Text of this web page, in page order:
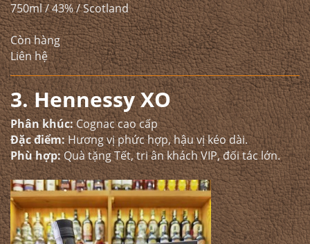
750ml / 43% / Scotland
Còn hàng
Liên hệ
3. Hennessy XO
Phân khúc:Cognac cao cấp
Đặc điểm:Hương vị phức hợp, hậu vị kéo dài.
Phù hợp:Quà tặng Tết, tri ân khách VIP, đối tác lớn.